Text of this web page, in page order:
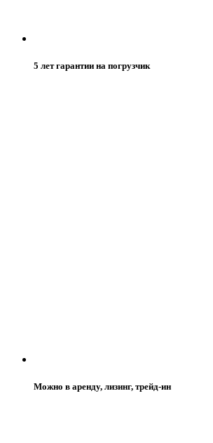
5 лет гарантии на погрузчик
Можно в аренду, лизинг, трейд-ин